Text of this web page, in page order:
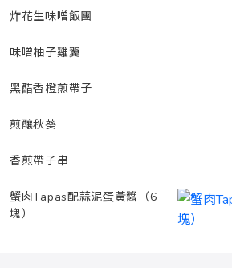
炸花生味噌飯團
味噌柚子雞翼
黑醋香橙煎帶子
煎釀秋葵
香煎帶子串
蟹肉Tapas配蒜泥蛋黃醬（6
塊）